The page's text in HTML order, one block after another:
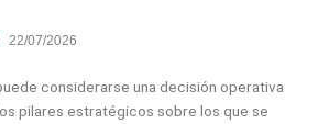
22/07/2026
considerarse una decisión operativa
pilares estratégicos sobre los que se